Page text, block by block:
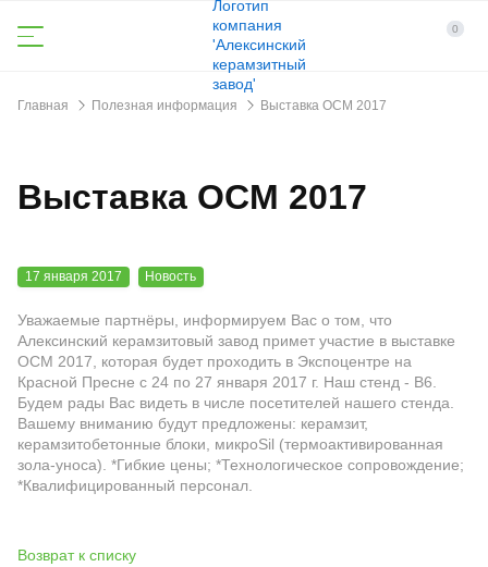
0
Главная Полезная информация Выставка ОСМ 2017
Выставка ОСМ 2017
17 января 2017 Новость
Уважаемые партнёры, информируем Вас о том, что
Алексинский керамзитовый завод примет участие в выставке
ОСМ 2017, которая будет проходить в Экспоцентре на
Красной Пресне с 24 по 27 января 2017 г. Наш стенд - B6.
Будем рады Вас видеть в числе посетителей нашего стенда.
Вашему вниманию будут предложены: керамзит,
керамзитобетонные блоки, микроSil (термоактивированная
зола-уноса). *Гибкие цены; *Технологическое сопровождение;
*Квалифицированный персонал.
Возврат к списку